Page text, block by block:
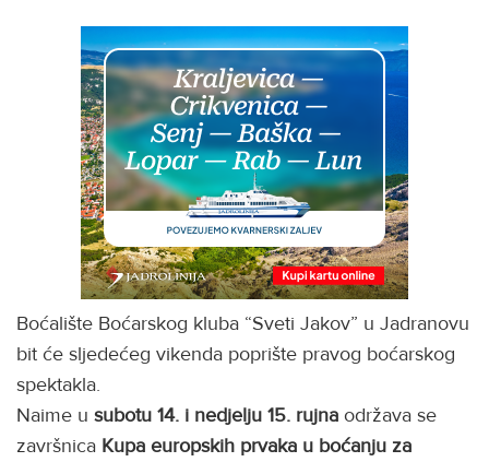
Boćalište Boćarskog kluba “Sveti Jakov” u Jadranovu
bit će sljedećeg vikenda poprište pravog boćarskog
spektakla.
Naime u subotu 14. i nedjelju 15. rujna održava se
završnica Kupa europskih prvaka u boćanju za